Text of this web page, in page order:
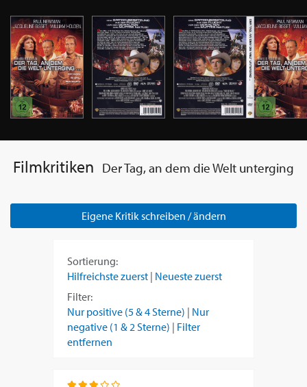
Filmkritiken Der Tag, an dem die Welt unterging
Eigene Kritik schreiben / ändern
Sortierung:
Hilfreichste zuerst | Neueste zuerst
Filter:
Nur positive (5 & 4 Sterne) | Nur
negative (1 & 2 Sterne) | Filter
entfernen